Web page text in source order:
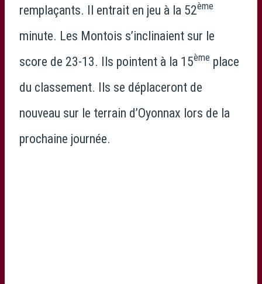
remplaçants. Il entrait en jeu à la 52ème
minute. Les Montois s’inclinaient sur le
score de 23-13. Ils pointent à la 15ème place
du classement. Ils se déplaceront de
nouveau sur le terrain d’Oyonnax lors de la
prochaine journée.